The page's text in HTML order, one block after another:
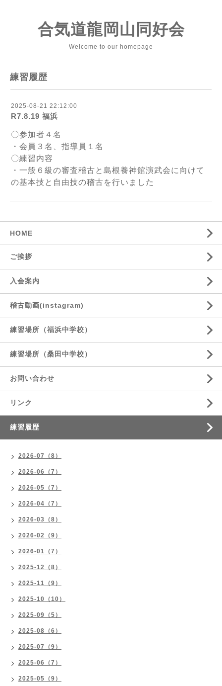
合気道龍岡山同好会
Welcome to our homepage
練習履歴
2025-08-21 22:12:00
R7.8.19 福浜
〇参加者４名
・会員３名、指導員１名
〇練習内容
・一般６級の審査稽古と島根養神館演武会に向けて
の基本技と自由技の稽古を行いました
HOME
ご挨拶
入会案内
稽古動画(instagram)
練習場所（福浜中学校）
練習場所（桑田中学校）
お問い合わせ
リンク
練習履歴
2026-07（8）
2026-06（7）
2026-05（7）
2026-04（7）
2026-03（8）
2026-02（9）
2026-01（7）
2025-12（8）
2025-11（9）
2025-10（10）
2025-09（5）
2025-08（6）
2025-07（9）
2025-06（7）
2025-05（9）